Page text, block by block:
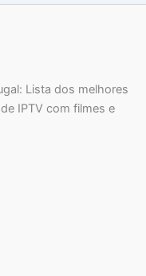
Lista dos melhores
IPTV com filmes e